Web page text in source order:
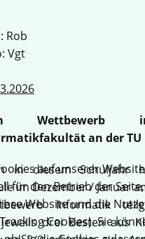
Rob
Vgt
an der TU
in diesem Schuljahr
im Dezember / Januar
Informatik
drei Besten aus
auf unserer
für den Betrieb der
Website und die
Cookies). Sie